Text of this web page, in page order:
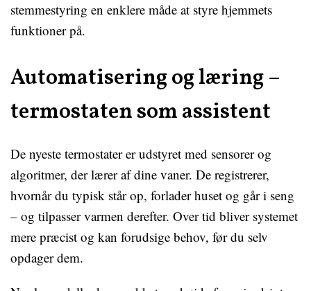
stemmestyring en enklere måde at styre hjemmets
funktioner på.
Automatisering og læring –
termostaten som assistent
De nyeste termostater er udstyret med sensorer og
algoritmer, der lærer af dine vaner. De registrerer,
hvornår du typisk står op, forlader huset og går i seng
– og tilpasser varmen derefter. Over tid bliver systemet
mere præcist og kan forudsige behov, før du selv
opdager dem.